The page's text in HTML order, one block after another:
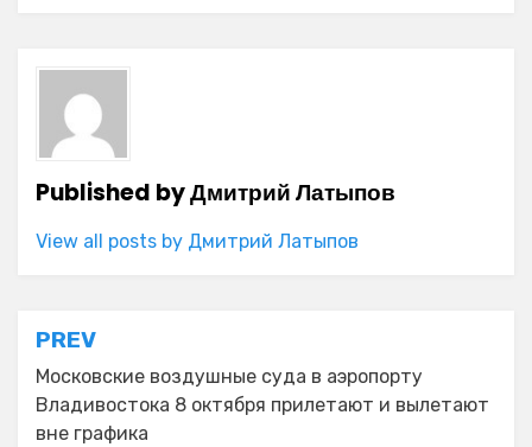
Published byДмитрий Латыпов
View all posts by Дмитрий Латыпов
Навигация
по
записям
PREV
Московские воздушные суда в аэропорту
Владивостока 8 октября прилетают и вылетают
вне графика